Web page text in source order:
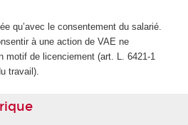
qu’avec le consentement du salarié.
à une action de VAE ne
motif de licenciement (art. L. 6421-1
travail).